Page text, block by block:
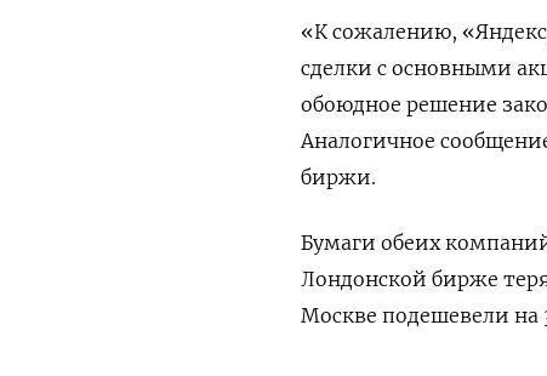
«К сожалению,
сделки с основными
обоюдное решение
Аналогичное
биржи.
Бумаги обеих
Лондонской бирже
Москве подешевели на